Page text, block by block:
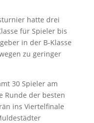
hatte drei
für Spieler bis
in der B-Klasse
zu geringer
30 Spieler am
Runde der besten
ins Viertelfinale